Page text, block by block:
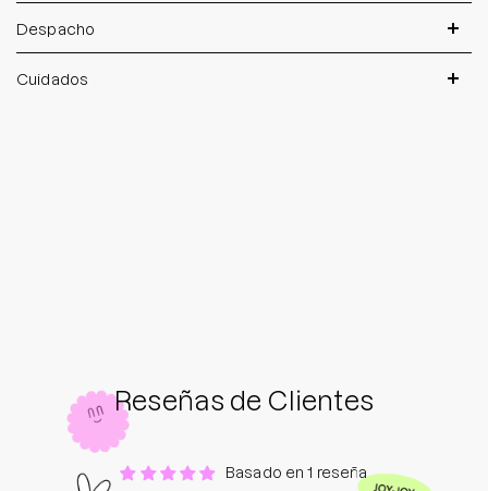
Despacho
Cuidados
Reseñas de Clientes
Basado en 1 reseña